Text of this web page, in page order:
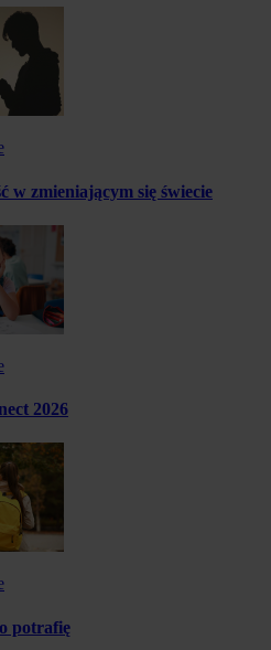
w zmieniającym się świecie
2026
potrafię